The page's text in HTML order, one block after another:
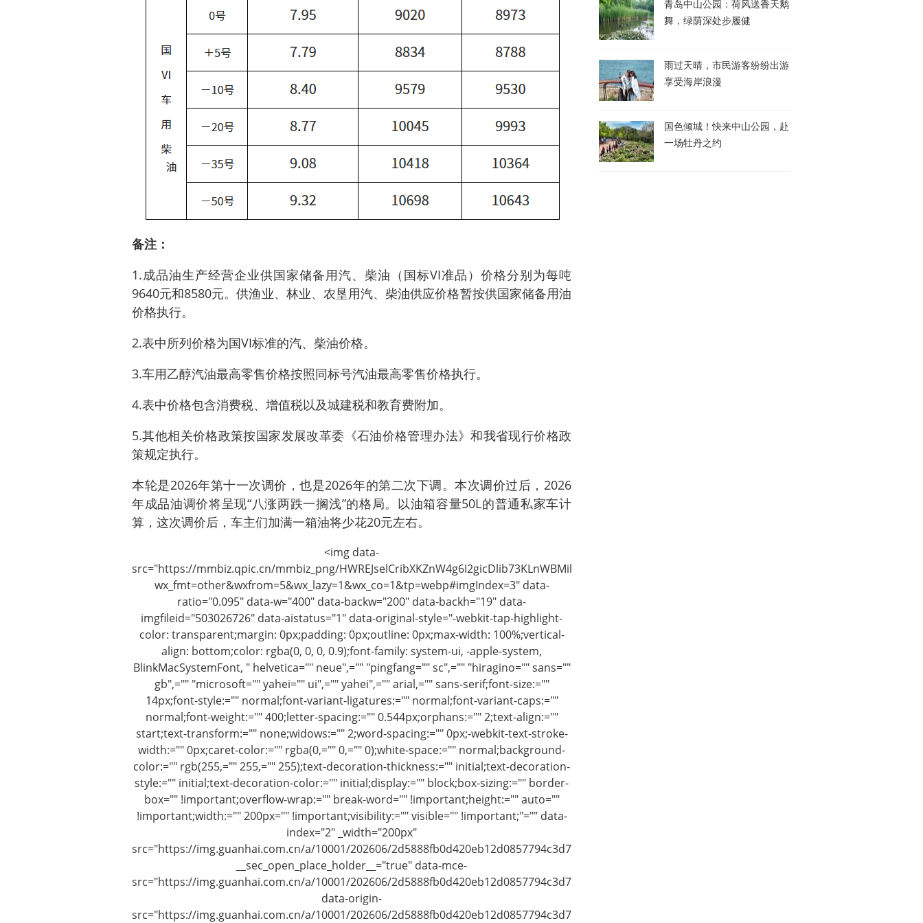
备注：
1.成品油生产经营企业供国家储备用汽、柴油（国标VI准品）价格分别为每吨
9640元和8580元。供渔业、林业、农垦用汽、柴油供应价格暂按供国家储备用油
价格执行。
2.表中所列价格为国VI标准的汽、柴油价格。
3.车用乙醇汽油最高零售价格按照同标号汽油最高零售价格执行。
4.表中价格包含消费税、增值税以及城建税和教育费附加。
5.其他相关价格政策按国家发展改革委《石油价格管理办法》和我省现行价格政
策规定执行。
本轮是2026年第十一次调价，也是2026年的第二次下调。本次调价过后，2026
年成品油调价将呈现“八涨两跌一搁浅”的格局。以油箱容量50L的普通私家车计
算，这次调价后，车主们加满一箱油将少花20元左右。
<img data-
src="https://mmbiz.qpic.cn/mmbiz_png/HWREJselCribXKZnW4g6I2gicDlib73KLnWBMib7xPga814txqfxcPWBtkYhkXX3BVdG42szWtx3eib5YmzeeuoibE1Q/
wx_fmt=other&wxfrom=5&wx_lazy=1&wx_co=1&tp=webp#imgIndex=3" data-
ratio="0.095" data-w="400" data-backw="200" data-backh="19" data-
imgfileid="503026726" data-aistatus="1" data-original-style="-webkit-tap-highlight-
color: transparent;margin: 0px;padding: 0px;outline: 0px;max-width: 100%;vertical-
align: bottom;color: rgba(0, 0, 0, 0.9);font-family: system-ui, -apple-system,
BlinkMacSystemFont, " helvetica="" neue",="" "pingfang="" sc",="" "hiragino="" sans=""
gb",="" "microsoft="" yahei="" ui",="" yahei",="" arial,="" sans-serif;font-size:=""
14px;font-style:="" normal;font-variant-ligatures:="" normal;font-variant-caps:=""
normal;font-weight:="" 400;letter-spacing:="" 0.544px;orphans:="" 2;text-align:=""
start;text-transform:="" none;widows:="" 2;word-spacing:="" 0px;-webkit-text-stroke-
width:="" 0px;caret-color:="" rgba(0,="" 0,="" 0);white-space:="" normal;background-
color:="" rgb(255,="" 255,="" 255);text-decoration-thickness:="" initial;text-decoration-
style:="" initial;text-decoration-color:="" initial;display:="" block;box-sizing:="" border-
box="" !important;overflow-wrap:="" break-word="" !important;height:="" auto=""
!important;width:="" 200px="" !important;visibility:="" visible="" !important;"="" data-
index="2" _width="200px"
src="https://img.guanhai.com.cn/a/10001/202606/2d5888fb0d420eb12d0857794c3d7c3e.png"
__sec_open_place_holder__="true" data-mce-
src="https://img.guanhai.com.cn/a/10001/202606/2d5888fb0d420eb12d0857794c3d7c3e.png"
data-origin-
src="https://img.guanhai.com.cn/a/10001/202606/2d5888fb0d420eb12d0857794c3d7c3e.png"
青岛中山公园：荷风送香天鹅
舞，绿荫深处步履健
雨过天晴，市民游客纷纷出游
享受海岸浪漫
国色倾城！快来中山公园，赴
一场牡丹之约